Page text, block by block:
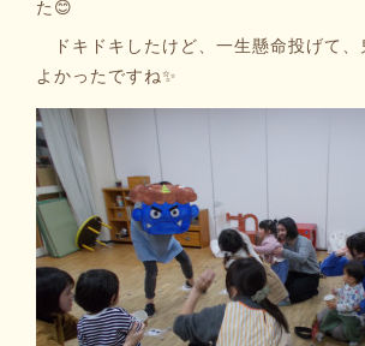
た😊
ドキドキしたけど、一生懸命投げて、
よかったですね✨